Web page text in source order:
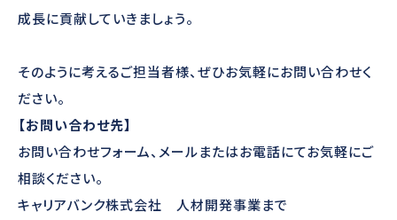
成長に貢献していきましょう。
そのように考えるご担当者様、ぜひお気軽にお問い合わせく
ださい。
【お問い合わせ先】
お問い合わせフォーム、メールまたはお電話にてお気軽にご
相談ください。
キャリアバンク株式会社 人材開発事業まで